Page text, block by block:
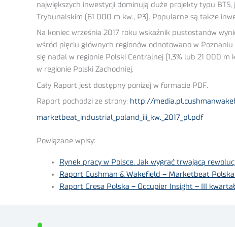
największych inwestycji dominują duże projekty typu
Trybunalskim (61 000 m kw., P3). Popularne są także
Na koniec września 2017 roku wskaźnik pustostanów
wśród pięciu głównych regionów odnotowano w
się nadal w regionie Polski Centralnej (1,3% lub 21 000 m
w regionie Polski Zachodniej.
Cały Raport jest dostępny poniżej w formacie PDF.
Raport pochodzi ze strony: http://
marketbeat_industrial_poland_iii_kw._2017_pl.pdf
Powiązane wpisy:
Rynek pracy w Polsce. Jak wygrać trwającą
Raport Cushman & Wakefield – Marketbeat Polska
Raport Cresa Polska – Occupier Insight – III